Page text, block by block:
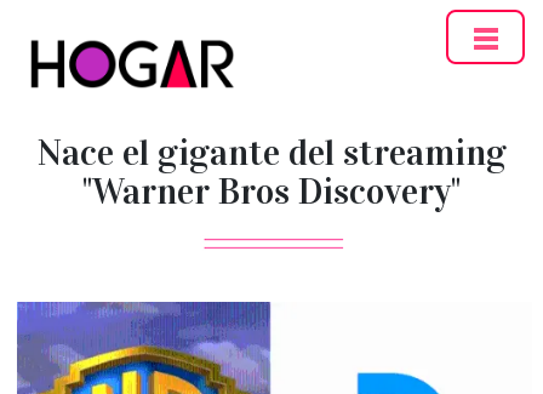
Nace el gigante del streaming
"Warner Bros Discovery"